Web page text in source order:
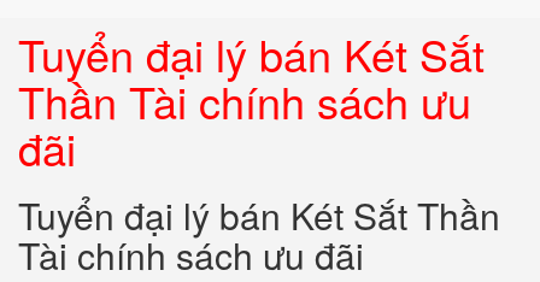
Tuyển đại lý bán Két Sắt
Thần Tài chính sách ưu
đãi
Tuyển đại lý bán Két Sắt Thần
Tài chính sách ưu đãi